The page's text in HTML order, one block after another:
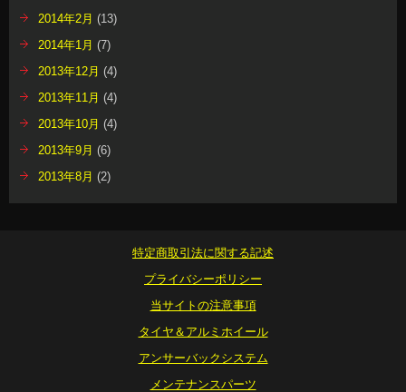
2014年2月 (13)
2014年1月 (7)
2013年12月 (4)
2013年11月 (4)
2013年10月 (4)
2013年9月 (6)
2013年8月 (2)
特定商取引法に関する記述
プライバシーポリシー
当サイトの注意事項
タイヤ＆アルミホイール
アンサーバックシステム
メンテナンスパーツ